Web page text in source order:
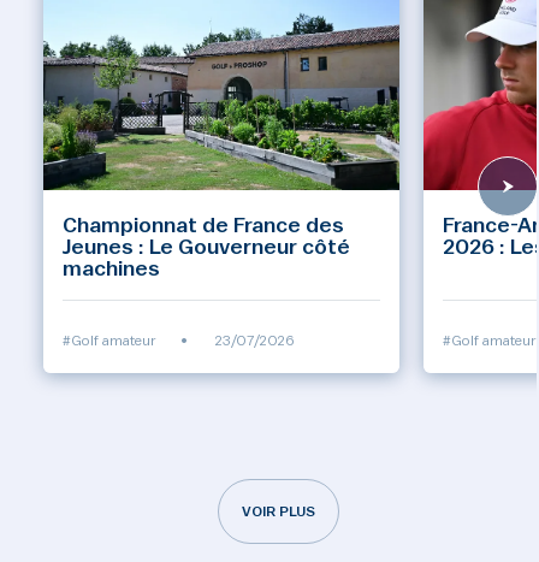
Championnat de France des
Jeunes : Le Gouverneur côté
machines
#Golf amateur • 23/07/2026
France-
2026 :
#Golf amateur
VOIR PLUS